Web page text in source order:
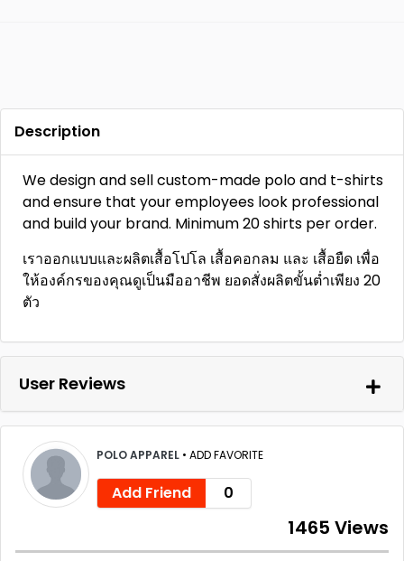
Description
We design and sell custom-made polo and t-shirts
and ensure that your employees look professional
and build your brand. Minimum 20 shirts per order.
เราออกแบบและผลิตเสื้อโปโล เสื้อคอกลม และ เสื้อยืด เพื่อ
ให้องค์กรของคุณดูเป็นมืออาชีพ ยอดสั่งผลิตขั้นต่ำเพียง 20
ตัว
User Reviews
POLO APPAREL • ADD FAVORITE
Add Friend 0
1465 Views